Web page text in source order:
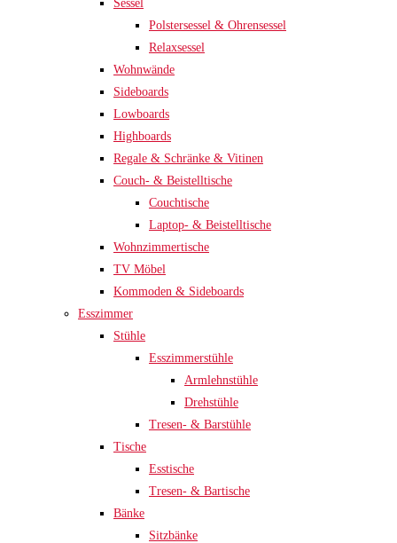
Sessel
Polstersessel & Ohrensessel
Relaxsessel
Wohnwände
Sideboards
Lowboards
Highboards
Regale & Schränke & Vitinen
Couch- & Beistelltische
Couchtische
Laptop- & Beistelltische
Wohnzimmertische
TV Möbel
Kommoden & Sideboards
Esszimmer
Stühle
Esszimmerstühle
Armlehnstühle
Drehstühle
Tresen- & Barstühle
Tische
Esstische
Tresen- & Bartische
Bänke
Sitzbänke